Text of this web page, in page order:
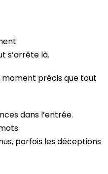
s’arrête là.
moment précis que tout
dans l’entrée.
parfois les déceptions